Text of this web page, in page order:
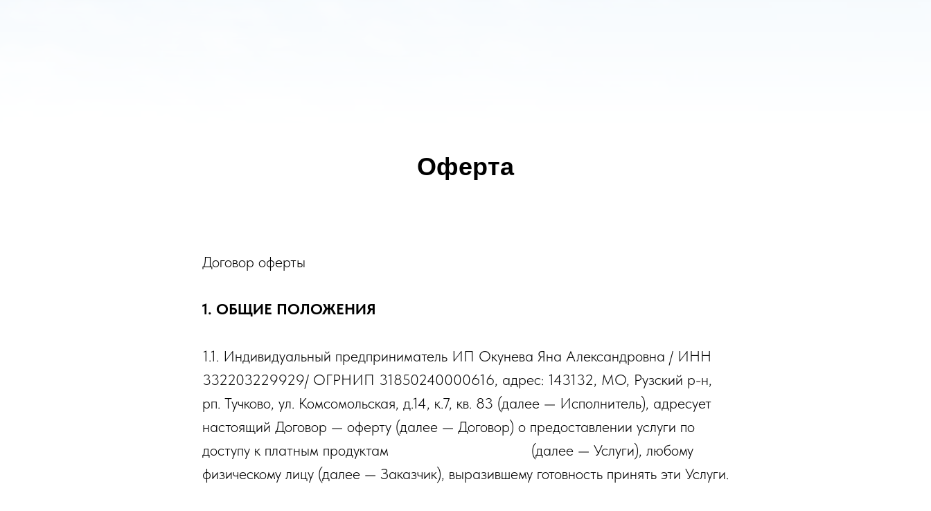
Оферта
Договор оферты
1. ОБЩИЕ ПОЛОЖЕНИЯ
1.1. Индивидуальный предприниматель ИП Окунева Яна Александровна / ИНН
332203229929/ ОГРНИП 31850240000616, адрес: 143132, МО, Рузский р-н,
рп. Тучково, ул. Комсомольская, д.14, к.7, кв. 83 (далее — Исполнитель), адресует
настоящий Договор — оферту (далее — Договор) о предоставлении услуги по
доступу к платным продуктам
(далее — Услуги), любому
физическому лицу (далее — Заказчик), выразившему готовность принять эти Услуги.